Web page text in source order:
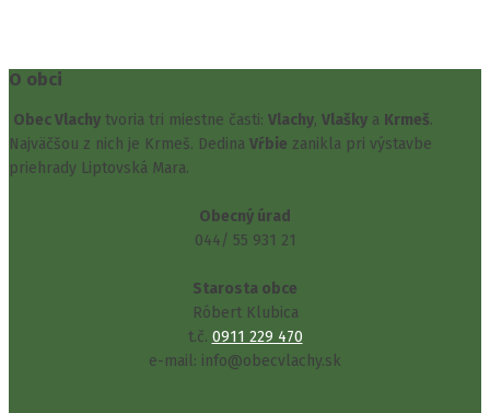
O obci
Obec Vlachy tvoria tri miestne časti: Vlachy, Vlašky a Krmeš.
Najväčšou z nich je Krmeš. Dedina Vŕbie zanikla pri výstavbe
priehrady Liptovská Mara.
Obecný úrad
044/ 55 931 21
Starosta obce
Róbert Klubica
t.č. 0911 229 470
e-mail: info@obecvlachy.sk